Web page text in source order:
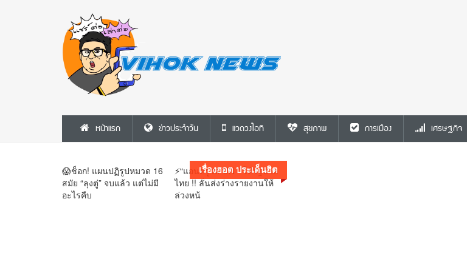
หน้าแรก ข่าวประจำวัน แวดวงไอที สุขภาพ การเมือง เศรษฐกิจ
เรื่องฮอต ประเด็นฮิต
ราเบียตุล’ ริบยศเกลี้ยง เซ่นพฤติกรรมเสื่อม
เสีย-ไม่เคารพราชวงศ์😱
😱ช็อก! แผนปฏิรูปหมวด 16
สมัย “ลุงตู่” จบแล้ว แต่ไม่มี
อะไรคืบ
⚡“แอนดรูวส์ UN ” โต้รัฐบาล
ไทย !! ลั่นส่งร่างรายงานให้
ล่วงหน้
🚨 “ปิยบุตร” อ่อนหัด !! ปลุ
ยอมรับติดกับคำวินิจฉัยศาล